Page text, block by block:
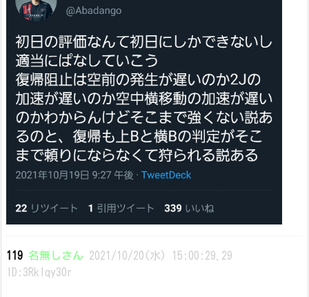
119 名無しさん 2021/10/20(水) 15:00:29.29
ID:3Rklqy30r